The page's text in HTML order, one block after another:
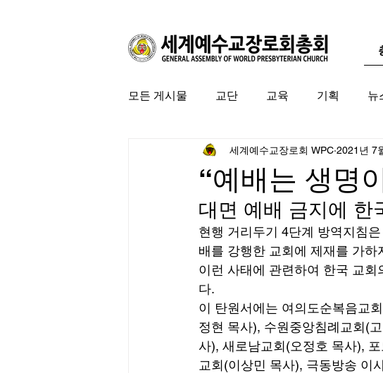
모든 게시물 교단 교육 기획 뉴
특집 미국 교계 한국
“예배는 생명
세계예수교장로회 WPC 2021년 7
대면 예배 금지에 한
현행 거리두기 4단계 방역지침
배를 강행한 교회에 제재를 가
이런 사태에 관련하여 한국 교
다.
이 탄원서에는 여의도순복음교
정현 목사), 수원중앙침례교회(
사), 새로남교회(오정호 목사),
교회(이상민 목사), 극동방송 이